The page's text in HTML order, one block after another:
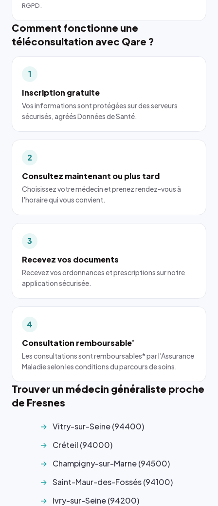
RGPD.
Comment fonctionne une
téléconsultation avec Qare ?
1
Inscription gratuite
Vos informations sont protégées sur des serveurs
sécurisés, agréés Données de Santé.
2
Consultez maintenant ou plus tard
Choisissez votre médecin et prenez rendez-vous à
l'horaire qui vous convient.
3
Recevez vos documents
Recevez vos ordonnances et prescriptions sur notre
application sécurisée.
4
Consultation remboursable*
Les consultations sont remboursables* par l'Assurance
Maladie selon les conditions du parcours de soins.
Trouver un médecin généraliste proche
de Fresnes
Vitry-sur-Seine (94400)
Créteil (94000)
Champigny-sur-Marne (94500)
Saint-Maur-des-Fossés (94100)
Ivry-sur-Seine (94200)